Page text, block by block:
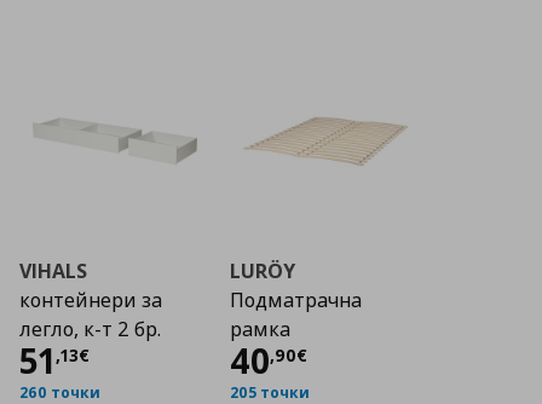
VIHALS
контейнери за
легло, к-т 2 бр.
51 ,13€
Цена
260 точки
LURÖY
Подматрачна
рамка
40,90€
Цена
205 точки